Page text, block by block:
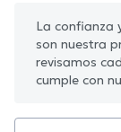
La confianza
son nuestra
revisamos
cumple con